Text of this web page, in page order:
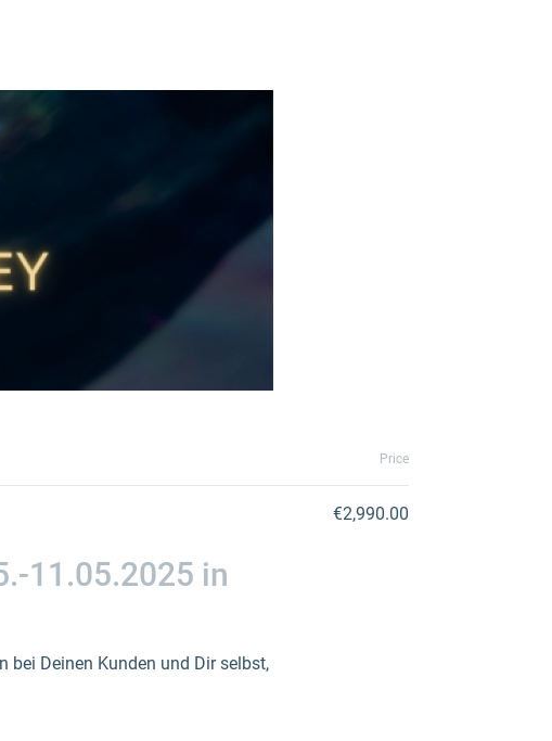
Price
11.05.2025 in
bei Deinen Kunden und Dir selbst,
€2,990.00